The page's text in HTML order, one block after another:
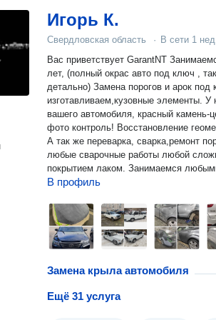
Игорь К.
Свердловская область · В сети 1
Вас приветствует GarantNT Занимаемся покраской авто более 14
лет, (полный окрас авто под ключ ,
детально) Замена порогов и арок
изготавливаем,кузовные элементы.
вашего автомобиля, красный камень-центр-ГГМ
фото контроль! Восстановление геометрии автомобиля ,после ДТП
А так же переварка, сварка,ремонт
любые сварочные работы любой
покрытием лаком.
В профиль
Замена крыла автомобиля
Ещё 31 услуга